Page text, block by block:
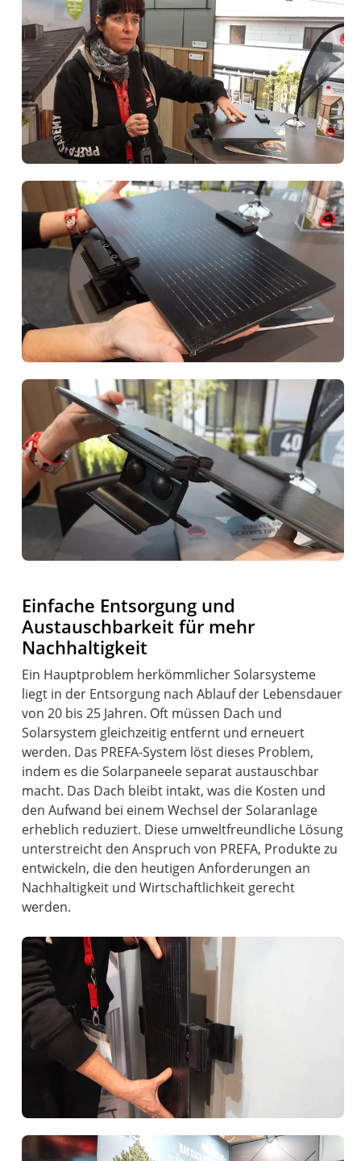
Einfache Entsorgung und
Austauschbarkeit für mehr
Nachhaltigkeit
Ein Hauptproblem herkömmlicher Solarsysteme
liegt in der Entsorgung nach Ablauf der Lebensdauer
von 20 bis 25 Jahren. Oft müssen Dach und
Solarsystem gleichzeitig entfernt und erneuert
werden. Das PREFA-System löst dieses Problem,
indem es die Solarpaneele separat austauschbar
macht. Das Dach bleibt intakt, was die Kosten und
den Aufwand bei einem Wechsel der Solaranlage
erheblich reduziert. Diese umweltfreundliche Lösung
unterstreicht den Anspruch von PREFA, Produkte zu
entwickeln, die den heutigen Anforderungen an
Nachhaltigkeit und Wirtschaftlichkeit gerecht
werden.